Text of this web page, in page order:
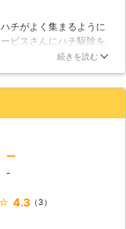
チがよく集まるように
ビスさんにハチ駆除を
のは初めてだったの
かったです。
続きを読む
ー
-
4.3 （3）